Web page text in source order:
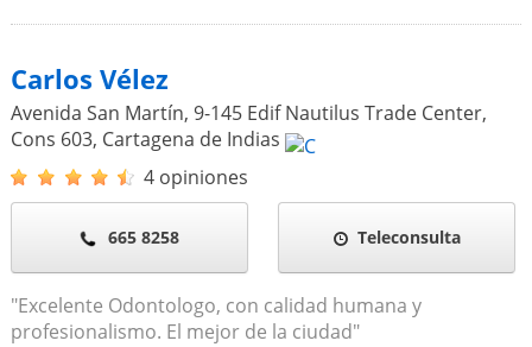
Carlos Vélez
Avenida San Martín, 9-145 Edif Nautilus Trade Center,
Cons 603, Cartagena de Indias
4 opiniones
665 8258 Teleconsulta
"Excelente Odontologo, con calidad humana y
profesionalismo. El mejor de la ciudad"